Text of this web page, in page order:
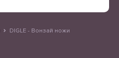
DIGLE - Вонзай ножи